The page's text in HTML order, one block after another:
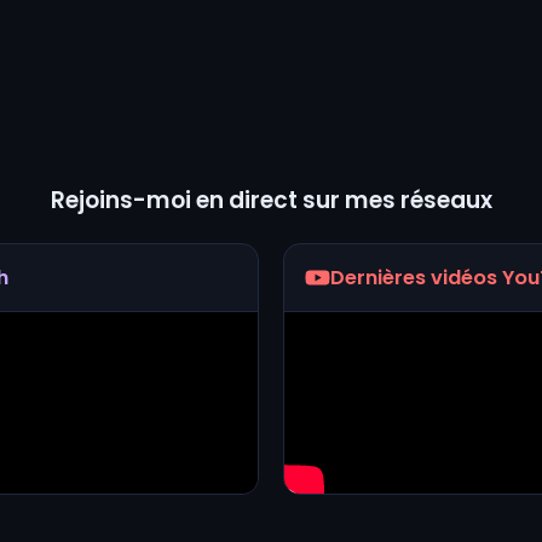
Rejoins-moi en direct sur mes réseaux
Dernières vidéos